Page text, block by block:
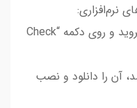
نرم‌افزاری:
به مسیر System -> Packages بروید و روی دکمه “Check
آن را دانلود و نصب